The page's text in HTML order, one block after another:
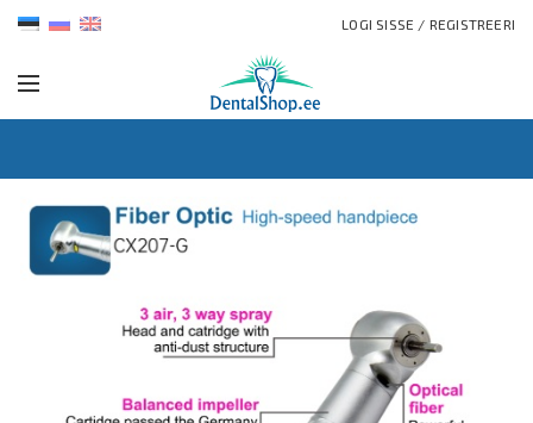
LOGI SISSE / REGISTREERI